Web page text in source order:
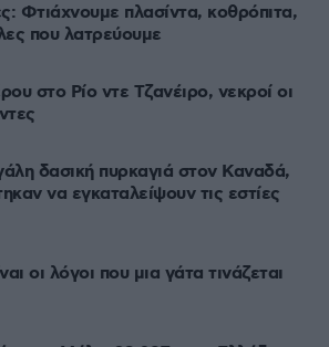
Φτιάχνουμε πλασίντα, κοθρόπιτα,
που λατρεύουμε
στο Ρίο ντε Τζανέιρο, νεκροί οι
δασική πυρκαγιά στον Καναδά,
να εγκαταλείψουν τις εστίες
οι λόγοι που μια γάτα τινάζεται